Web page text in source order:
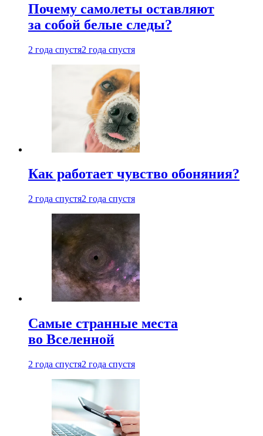
Почему самолеты оставляют
за собой белые следы?
2 года спустя2 года спустя
Как работает чувство обоняния?
2 года спустя2 года спустя
Самые странные места
во Вселенной
2 года спустя2 года спустя